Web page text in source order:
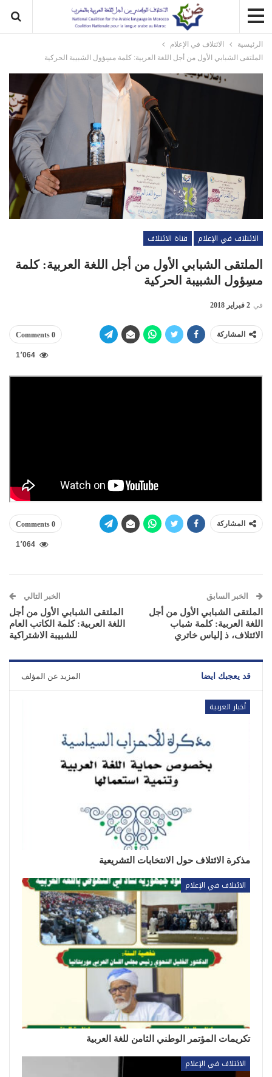
الرئيسية
الائتلاف في الإعلام
الملتقى الشبابي الأول من أجل اللغة العربية: كلمة مسِؤول الشبيبة الحركية
الائتلاف في الإعلام
قناة الائتلاف
الملتقى الشبابي الأول من أجل اللغة العربية: كلمة
مسِؤول الشبيبة الحركية
في 2 فبراير 2018
المشاركة 0 Comments
1٬064
المشاركة 0 Comments
1٬064
الخبر السابق
الملتقى الشبابي الأول من أجل
اللغة العربية: كلمة شباب
الائتلاف، ذ إلياس خاتري
الخبر التالي
الملتقى الشبابي الأول من أجل
اللغة العربية: كلمة الكاتب العام
للشبيبة الاشتراكية
قد يعجبك ايضا المزيد عن المؤلف
أخبار العربية
مذكرة الائتلاف حول الانتخابات التشريعية
الائتلاف في الإعلام
تكريمات المؤتمر الوطني الثامن للغة العربية
الائتلاف في الإعلام